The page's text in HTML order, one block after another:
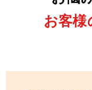
お客様